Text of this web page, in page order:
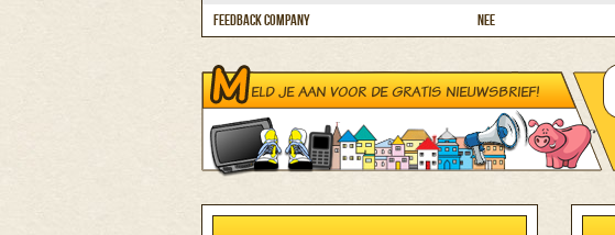
Feedback Company
Nee
ELD JE AAN VOOR DE GRATIS NIEUWSBRIEF!